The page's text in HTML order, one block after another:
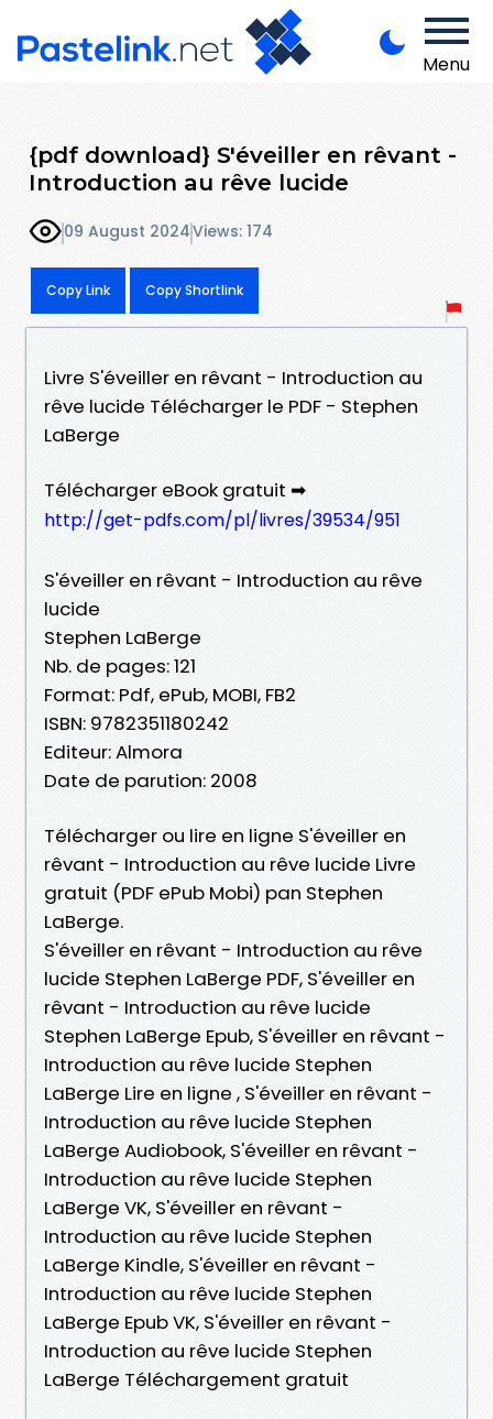
Menu
{pdf download} S'éveiller en rêvant -
Introduction au rêve lucide
09 August 2024Views: 174
Copy Link Copy Shortlink
Livre S'éveiller en rêvant - Introduction au
rêve lucide Télécharger le PDF - Stephen
LaBerge
Télécharger eBook gratuit ➡
http://get-pdfs.com/pl/livres/39534/951
S'éveiller en rêvant - Introduction au rêve
lucide
Stephen LaBerge
Nb. de pages: 121
Format: Pdf, ePub, MOBI, FB2
ISBN: 9782351180242
Editeur: Almora
Date de parution: 2008
Télécharger ou lire en ligne S'éveiller en
rêvant - Introduction au rêve lucide Livre
gratuit (PDF ePub Mobi) pan Stephen
LaBerge.
S'éveiller en rêvant - Introduction au rêve
lucide Stephen LaBerge PDF, S'éveiller en
rêvant - Introduction au rêve lucide
Stephen LaBerge Epub, S'éveiller en rêvant -
Introduction au rêve lucide Stephen
LaBerge Lire en ligne , S'éveiller en rêvant -
Introduction au rêve lucide Stephen
LaBerge Audiobook, S'éveiller en rêvant -
Introduction au rêve lucide Stephen
LaBerge VK, S'éveiller en rêvant -
Introduction au rêve lucide Stephen
LaBerge Kindle, S'éveiller en rêvant -
Introduction au rêve lucide Stephen
LaBerge Epub VK, S'éveiller en rêvant -
Introduction au rêve lucide Stephen
LaBerge Téléchargement gratuit